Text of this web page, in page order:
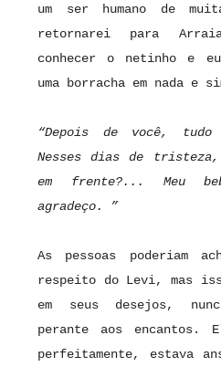
um ser humano de
retornarei para
conhecer o netinho e
uma borracha em nada e
“Depois de você,
Nesses dias de
em frente?... Meu
agradeço. ”
As pessoas poderiam
respeito do Levi, mas
em seus desejos,
perante aos encantos.
perfeitamente, estava